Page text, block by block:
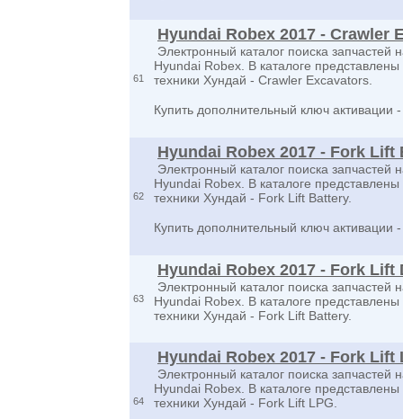
61
Hyundai Robex 2017 - Crawler
Электронный каталог поиска запчастей
Hyundai Robex. В каталоге
техники Хундай - Crawler Excavators.
Купить дополнительный ключ активации
62
Hyundai Robex 2017 - Fork Lift
Электронный каталог поиска запчастей
Hyundai Robex. В каталоге
техники Хундай - Fork Lift Battery.
Купить дополнительный ключ активации
63
Hyundai Robex 2017 - Fork Lift
Электронный каталог поиска запчастей
Hyundai Robex. В каталоге
техники Хундай - Fork Lift Battery.
64
Hyundai Robex 2017 - Fork Lift
Электронный каталог поиска запчастей
Hyundai Robex. В каталоге
техники Хундай - Fork Lift LPG.